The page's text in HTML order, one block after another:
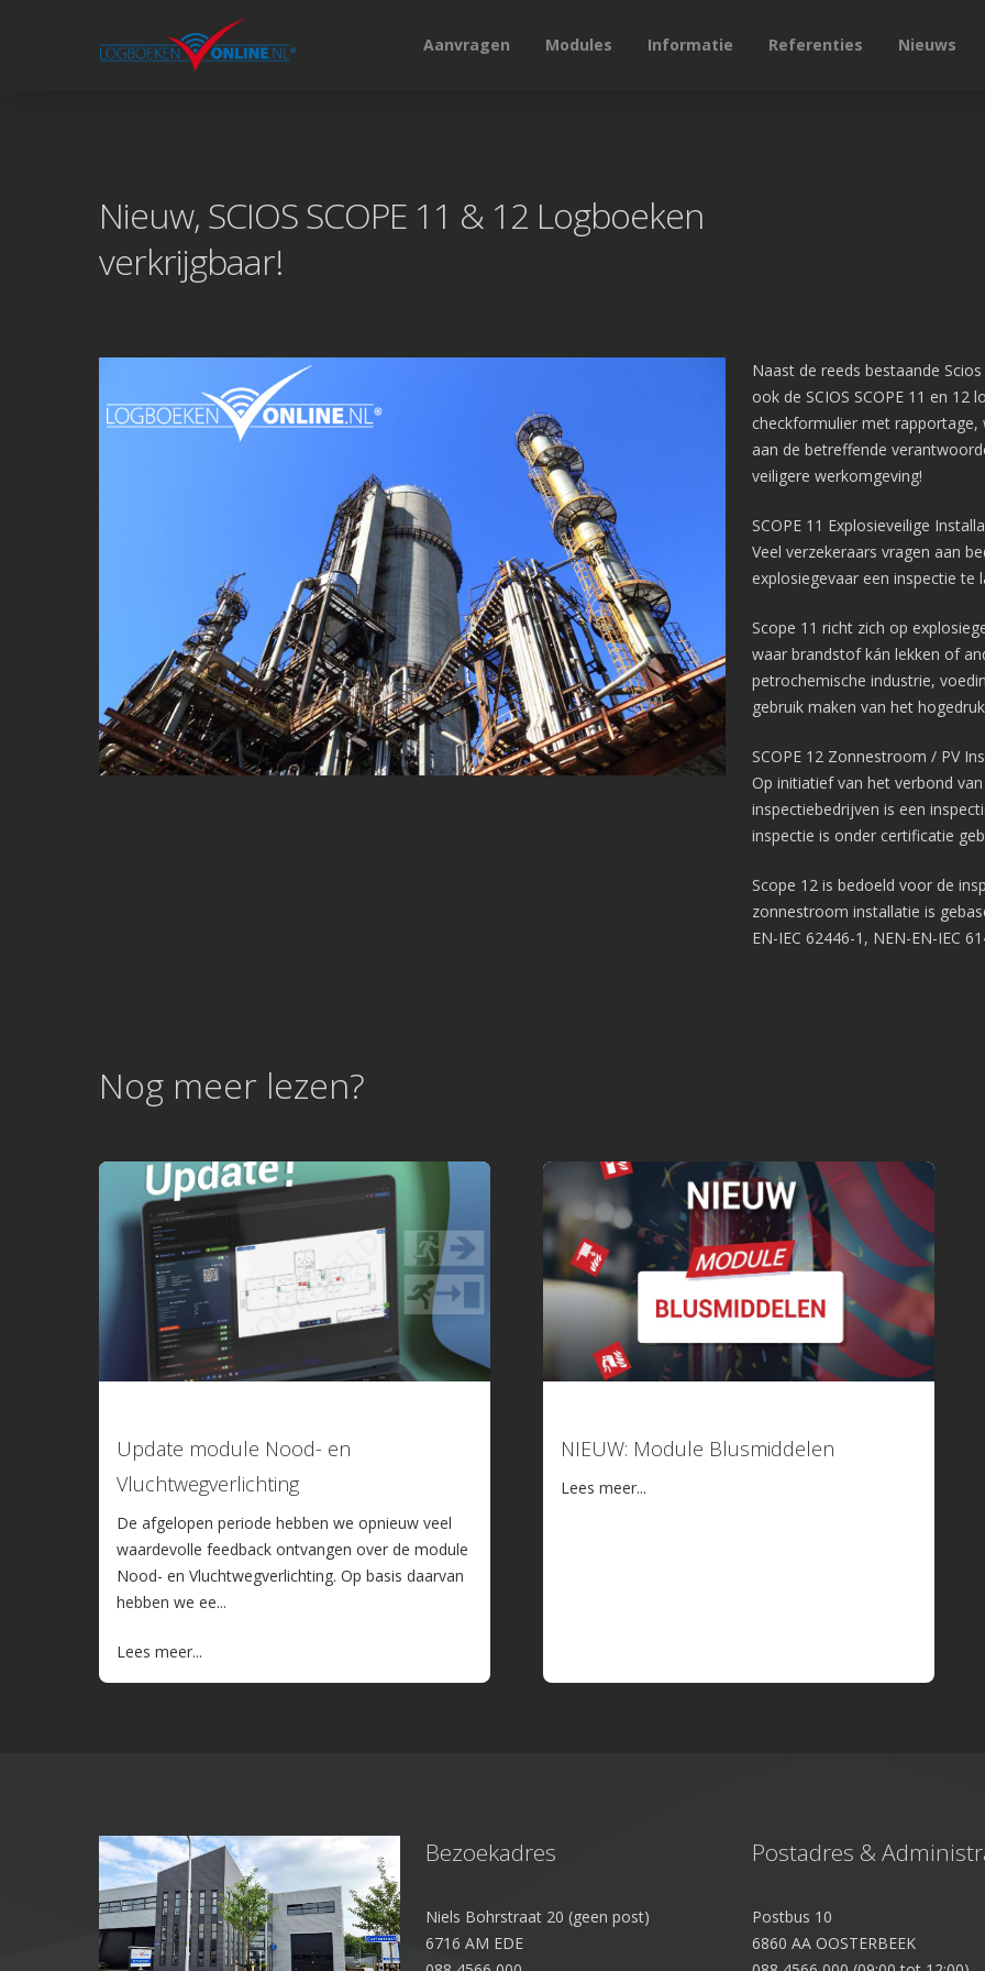
Aanvragen Modules Informatie Referenties Nieuws
Nieuw, SCIOS SCOPE 11 & 12 Logboeken
verkrijgbaar!
Naast de reeds bestaande
ook de SCIOS SCOPE 11 en
checkformulier met
aan de betreffende
veiligere werkomgeving!
SCOPE 11 Explosieveilige
Veel verzekeraars vragen aan
explosiegevaar een inspectie te
Scope 11 richt zich op
waar brandstof kán lekken of
petrochemische industrie,
gebruik maken van het
SCOPE 12 Zonnestroom / PV
Op initiatief van het verbond
inspectiebedrijven is een
inspectie is onder certificatie
Scope 12 is bedoeld voor de
zonnestroom installatie is
EN-IEC 62446-1, NEN-EN-IEC
Nog meer lezen?
Update module Nood- en
Vluchtwegverlichting
De afgelopen periode hebben we opnieuw veel
waardevolle feedback ontvangen over de module
Nood- en Vluchtwegverlichting. Op basis daarvan
hebben we ee...
Lees meer...
NIEUW: Module Blusmiddelen
Lees meer...
Bezoekadres
Niels Bohrstraat 20 (geen post)
6716 AM EDE
Postadres &
Postbus 10
6860 AA OOSTERBEEK